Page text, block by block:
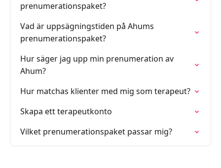
prenumerationspaket?
Vad är uppsägningstiden på Ahums
prenumerationspaket?
Hur säger jag upp min prenumeration av
Ahum?
Hur matchas klienter med mig som terapeut?
Skapa ett terapeutkonto
Vilket prenumerationspaket passar mig?